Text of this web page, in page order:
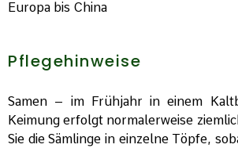
Europa bis China
Pflegehinweise
Samen – im Frühjahr in einem
Keimung erfolgt normalerweise
Sie die Sämlinge in einzelne Töpfe,